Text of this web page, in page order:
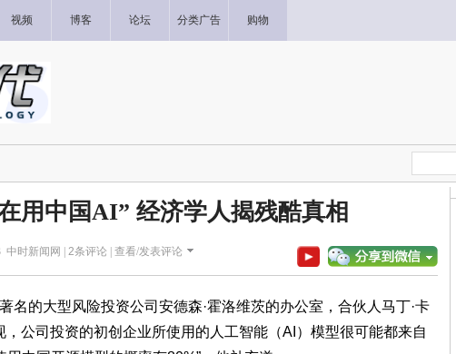
视频 博客 论坛 分类广告 购物
用中国AI” 经济学人揭残酷真相
中时新闻网 | 2条评论 | 查看/发表评论
名的大型风险投资公司安德森·霍洛维茨的办公室，合伙人马丁·卡
公司投资的初创企业所使用的人工智能（AI）模型很可能都来自